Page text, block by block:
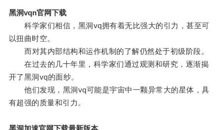
黑洞vqn官网下载
科学家们相信，黑洞vq拥有着无比强大的引力，甚至可
以扭曲时空。
而对其内部结构和运作机制的了解仍然处于初级阶段。
在过去的几十年里，科学家们通过观测和研究，逐渐揭
开了黑洞vq的面纱。
他们发现，黑洞vq可能是宇宙中一颗异常大的星体，具
有超强的质量和引力。